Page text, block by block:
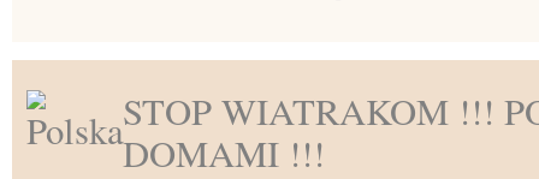
STOP WIATRAKOM !!!
DOMAMI !!!